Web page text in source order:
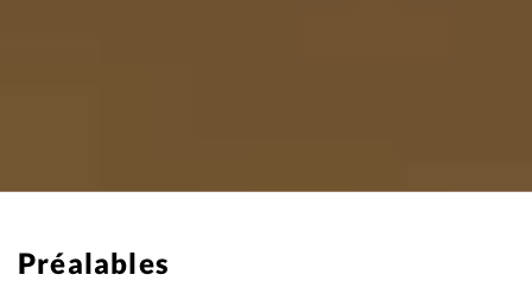
Préalables